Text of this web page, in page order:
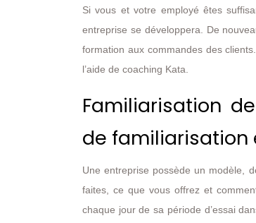
Si vous et votre employé êtes
entreprise se développera. De
formation aux commandes des
l’aide de coaching Kata.
Familiarisation
de familiarisation
Une entreprise possède un modèle,
faites, ce que vous offrez et
chaque jour de sa période d’essai